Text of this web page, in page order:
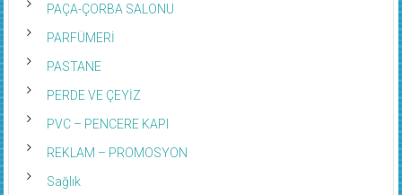
PAÇA-ÇORBA SALONU
PARFÜMERİ
PASTANE
PERDE VE ÇEYİZ
PVC – PENCERE KAPI
REKLAM – PROMOSYON
Sağlık